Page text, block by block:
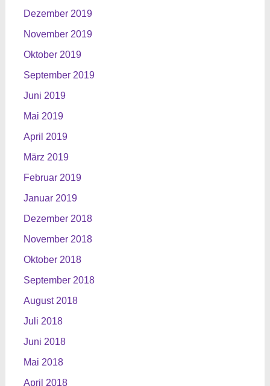
Dezember 2019
November 2019
Oktober 2019
September 2019
Juni 2019
Mai 2019
April 2019
März 2019
Februar 2019
Januar 2019
Dezember 2018
November 2018
Oktober 2018
September 2018
August 2018
Juli 2018
Juni 2018
Mai 2018
April 2018